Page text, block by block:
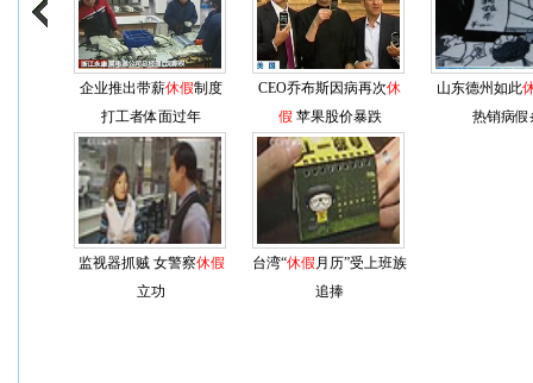
企业推出带薪休假制度
打工者体面过年
CEO乔布斯因病再次休
假 苹果股价暴跌
山东德州如此
热销病假
监视器抓贼 女警察休假
立功
台湾“休假 月历”受上班族
追捧